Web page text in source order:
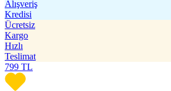
Alışveriş
Kredisi
Ücretsiz
Kargo
Hızlı
Teslimat
799 TL